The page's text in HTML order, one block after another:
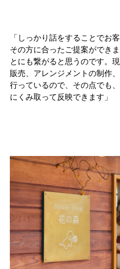
「しっかり話をすることでお
その方に合ったご提案ができ
とにも繋がると思うのです。
販売、アレンジメントの制作
行っているので、その点でも
にくみ取って反映できます」